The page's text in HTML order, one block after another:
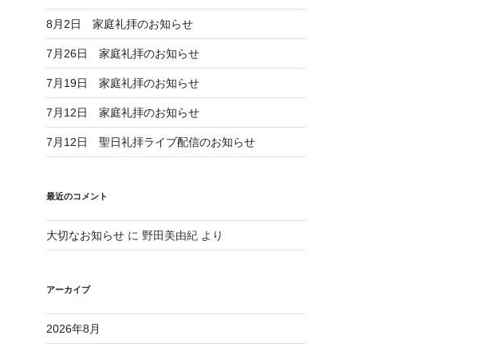
8月2日 家庭礼拝のお知らせ
7月26日 家庭礼拝のお知らせ
7月19日 家庭礼拝のお知らせ
7月12日 家庭礼拝のお知らせ
7月12日 聖日礼拝ライブ配信のお知らせ
最近のコメント
大切なお知らせに 野田美由紀より
アーカイブ
2026年8月